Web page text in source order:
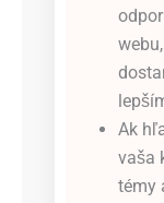
Ak
vaša
témy